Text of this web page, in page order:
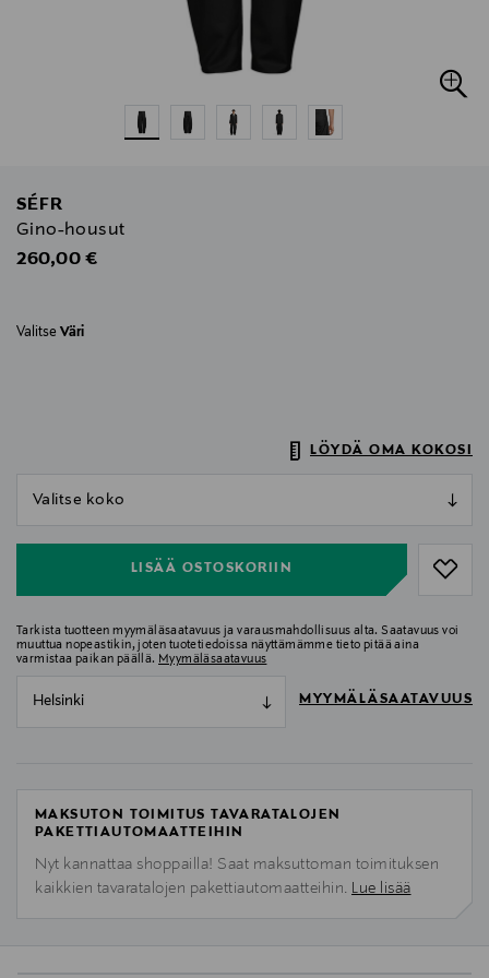
SÉFR
Gino-housut
Original Price
260,00 €
Valitse Väri
LÖYDÄ OMA KOKOSI
LISÄÄ OSTOSKORIIN
Tarkista tuotteen myymäläsaatavuus ja varausmahdollisuus alta. Saatavuus voi
muuttua nopeastikin, joten tuotetiedoissa näyttämämme tieto pitää aina
varmistaa paikan päällä. Myymäläsaatavuus
Helsinki MYYMÄLÄSAATAVUUS
MAKSUTON TOIMITUS TAVARATALOJEN
PAKETTIAUTOMAATTEIHIN
Nyt kannattaa shoppailla! Saat maksuttoman toimituksen
kaikkien tavaratalojen pakettiautomaatteihin. Lue lisää